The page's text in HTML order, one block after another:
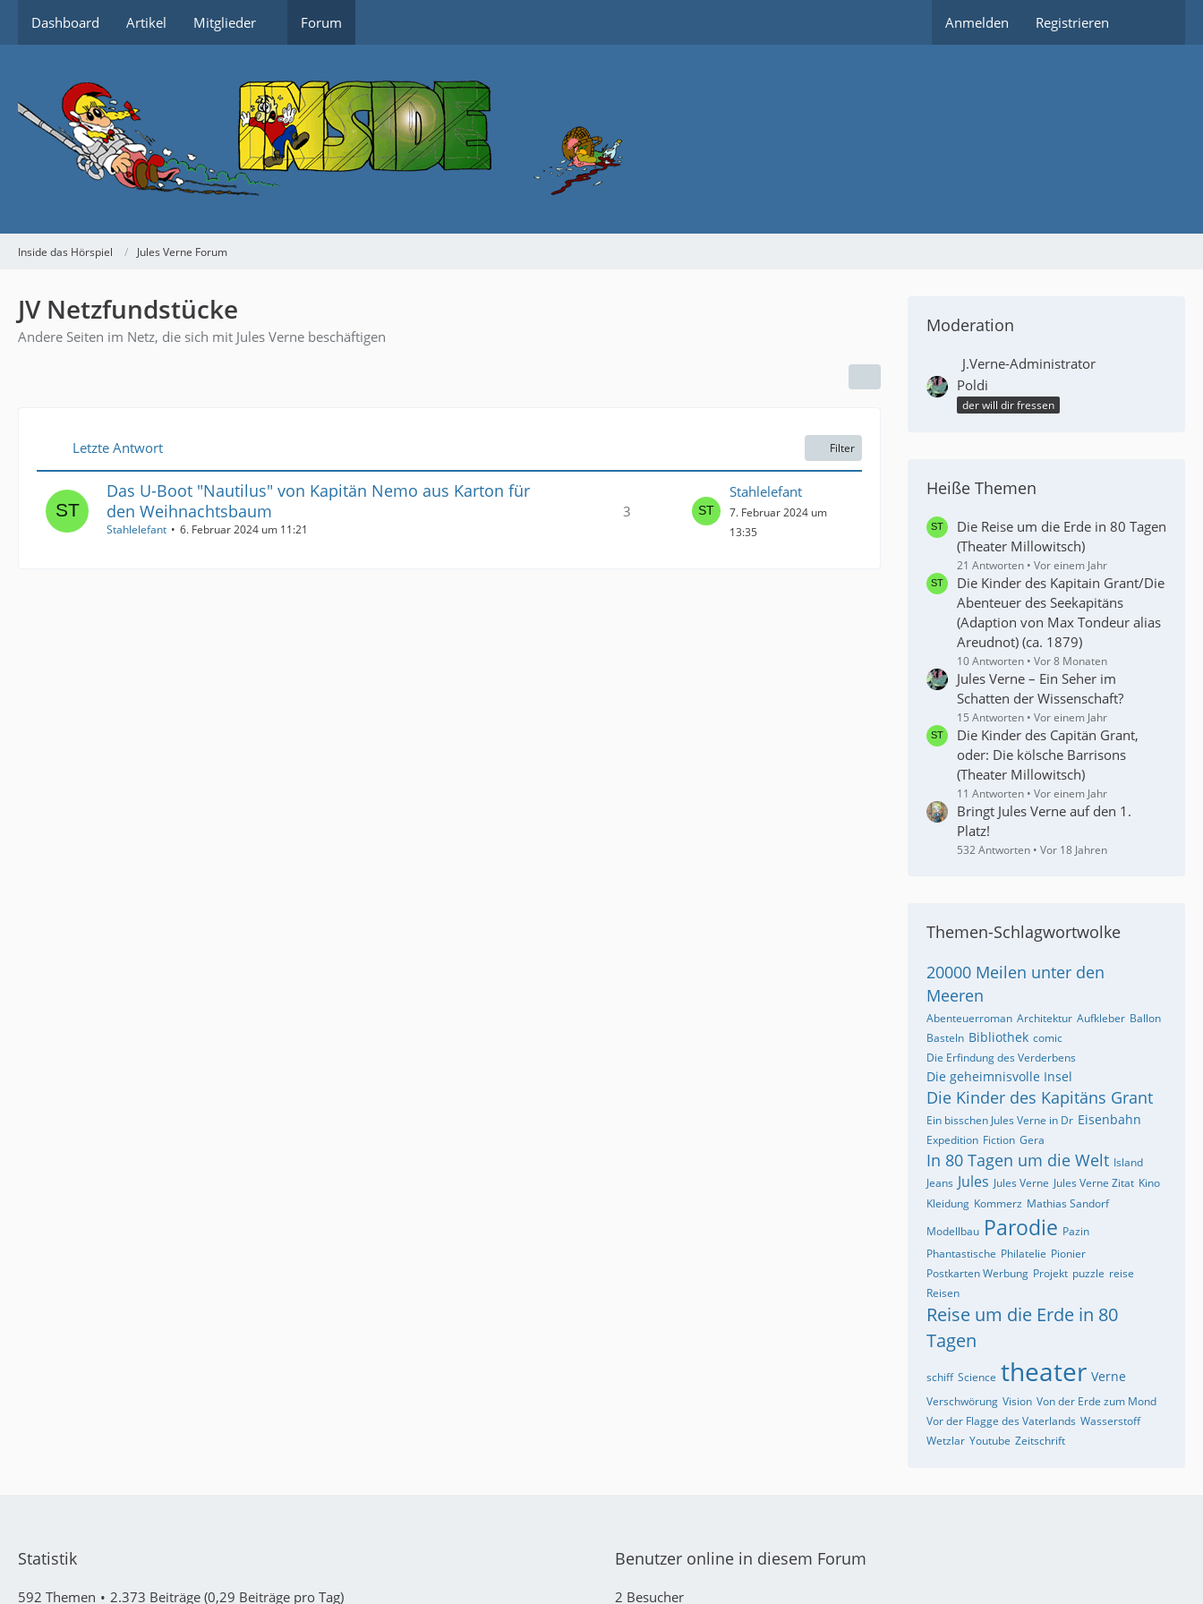
Dashboard Artikel Mitglieder Forum Anmelden Registrieren
Inside das Hörspiel Jules Verne Forum
JV Netzfundstücke
Andere Seiten im Netz, die sich mit Jules Verne beschäftigen
Letzte Antwort Filter
Das U-Boot "Nautilus" von Kapitän Nemo aus Karton für
den Weihnachtsbaum
Stahlelefant 6. Februar 2024 um 11:21
3
Stahlelefant
7. Februar 2024 um
13:35
Moderation
J.Verne-Administrator
Poldi
der will dir fressen
Heiße Themen
Die Reise um die Erde in 80 Tagen
(Theater Millowitsch)
21 Antworten Vor einem Jahr
Die Kinder des Kapitain Grant/Die
Abenteuer des Seekapitäns
(Adaption von Max Tondeur alias
Areudnot) (ca. 1879)
10 Antworten Vor 8 Monaten
Jules Verne – Ein Seher im
Schatten der Wissenschaft?
15 Antworten Vor einem Jahr
Die Kinder des Capitän Grant,
oder: Die kölsche Barrisons
(Theater Millowitsch)
11 Antworten Vor einem Jahr
Bringt Jules Verne auf den 1.
Platz!
532 Antworten Vor 18 Jahren
Themen-Schlagwortwolke
20000 Meilen unter den
Meeren
Abenteuerroman Architektur Aufkleber Ballon
Basteln Bibliothek comic
Die Erfindung des Verderbens
Die geheimnisvolle Insel
Die Kinder des Kapitäns Grant
Ein bisschen Jules Verne in Dr Eisenbahn
Expedition Fiction Gera
In 80 Tagen um die Welt Island
Jeans Jules Jules Verne Jules Verne Zitat Kino
Kleidung Kommerz Mathias Sandorf
Modellbau Parodie Pazin
Phantastische Philatelie Pionier
Postkarten Werbung Projekt puzzle reise
Reisen
Reise um die Erde in 80
Tagen
schiff Science theater Verne
Verschwörung Vision Von der Erde zum Mond
Vor der Flagge des Vaterlands Wasserstoff
Wetzlar Youtube Zeitschrift
Statistik
592 Themen 2.373 Beiträge (0,29 Beiträge pro Tag)
Benutzer online in diesem Forum
2 Besucher